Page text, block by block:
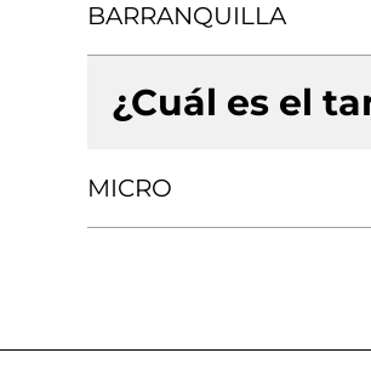
BARRANQUILLA
¿Cuál es el
MICRO